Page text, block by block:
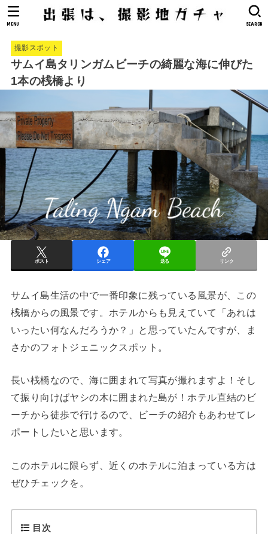
SEARCH
MENU
撮影スポット
サムイ島タリンガムビーチの綺麗な海に伸びた
1本の桟橋より
ポスト シェア 送る リンク
サムイ島生活の中で一番印象に残っている風景が、この
桟橋からの風景です。ホテルからも見えていて「あれは
いったい何なんだろうか？」と思っていたんですが、ま
さかのフォトジェニックスポット。
長い桟橋なので、海に囲まれて写真が撮れますよ！そし
て振り向けばヤシの木に囲まれた島が！ホテル直結のビ
ーチから徒歩で行けるので、ビーチの紹介もあわせてレ
ポートしたいと思います。
このホテルに限らず、近くのホテルに泊まっている方は
ぜひチェックを。
目次